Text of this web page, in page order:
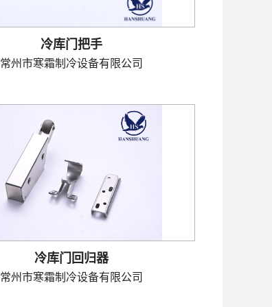
冷库门把手
常州市寒霜制冷设备有限公司
冷库门回归器
常州市寒霜制冷设备有限公司